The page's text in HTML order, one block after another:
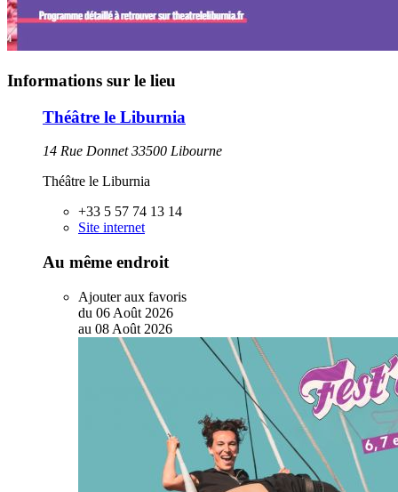
Informations sur le lieu
Théâtre le Liburnia
14 Rue Donnet 33500 Libourne
Théâtre le Liburnia
+33 5 57 74 13 14
Site internet
Au même endroit
Ajouter aux favoris
du 06 Août 2026
au 08 Août 2026